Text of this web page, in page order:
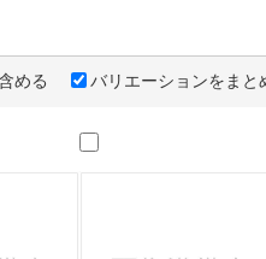
法人窓口
める バリエーションをまと